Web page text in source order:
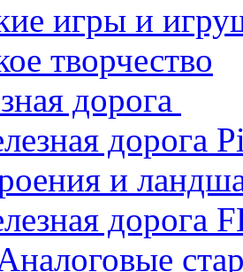
игры и
творчество
дорога
дорога
и
дорога